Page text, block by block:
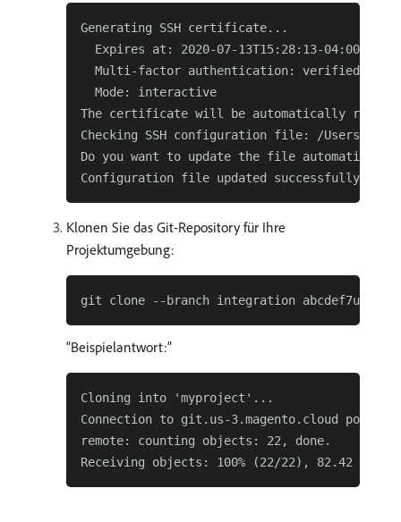
Generating SSH certificate...
  Expires at: 2020-07-13T15:28:13-04:00
  Multi-factor authentication: verified
  Mode: interactive
The certificate will be automatically
Checking SSH configuration file: /Users/
Do you want to update the file
Klonen Sie das Git-Repository für Ihre
Projektumgebung:
Beispielantwort:
Cloning into 'myproject'...
Connection to git.us-3.magento.cloud port
remote: counting objects: 22, done.